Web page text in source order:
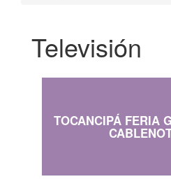
Televisión
TOCANCIPÁ FERIA